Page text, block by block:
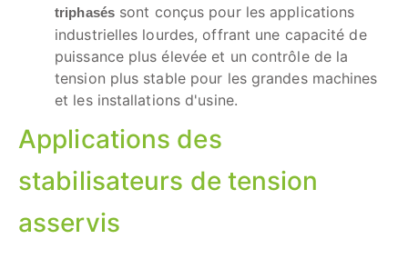
triphaséssont conçus pour les applications
industrielles lourdes, offrant une capacité de
puissance plus élevée et un contrôle de la
tension plus stable pour les grandes machines
et les installations d'usine.
Applications des
stabilisateurs de tension
asservis